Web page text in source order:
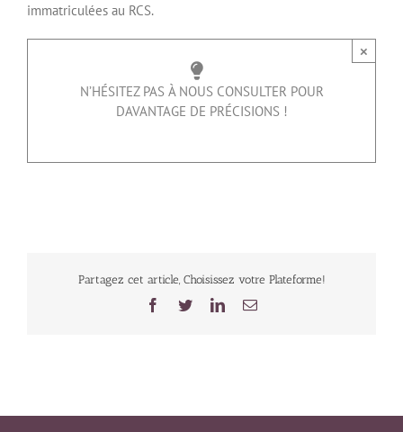
immatriculées au RCS.
N’HÉSITEZ PAS À NOUS CONSULTER POUR
DAVANTAGE DE PRÉCISIONS !
×
Partagez cet article, Choisissez votre Plateforme!
Facebook
TwitterLinkedInEmail